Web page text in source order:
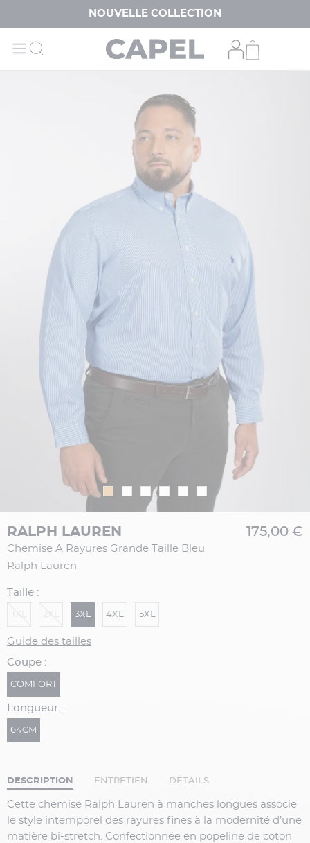
NOUVELLE COLLECTION
RALPH LAUREN
Chemise A Rayures Grande Taille Bleu
Ralph Lauren
175,00 €
Taille :
3XL 4XL 5XL
Guide des tailles
Coupe :
COMFORT
Longueur :
64CM
DESCRIPTION ENTRETIEN DÉTAILS
Cette chemise Ralph Lauren à manches longues associe
le style intemporel des rayures fines à la modernité d’une
matière bi-stretch. Confectionnée en popeline de coton